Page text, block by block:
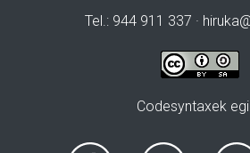
Tel.: 944 911 337 ·
Codesyntaxek